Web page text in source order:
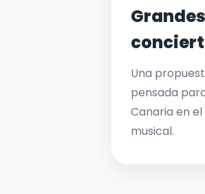
Grandes
Una
pensada
Canaria en
musical.